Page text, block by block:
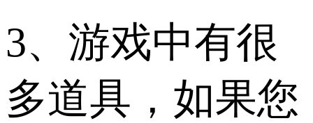
3、游戏中有很
多道具，如果您